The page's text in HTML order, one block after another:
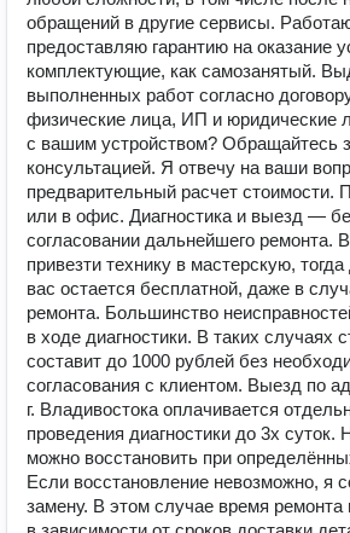
обращений в другие сервисы.
предоставляю гарантию на оказание
комплектующие, как самозанятый.
выполненных работ согласно
физические лица, ИП и юридические
с вашим устройством? Обращайтесь
консультацией. Я отвечу на ваши
предварительный расчет стоимости.
или в офис. Диагностика и выезд —
согласовании дальнейшего ремонта.
привезти технику в мастерскую,
вас остается бесплатной, даже в
ремонта. Большинство
в ходе диагностики. В таких случаях
составит до 1000 рублей без
согласования с клиентом. Выезд по
г. Владивостока оплачивается
проведения диагностики до 3х суток.
можно восстановить при
Если восстановление невозможно, я
замену. В этом случае время ремонта